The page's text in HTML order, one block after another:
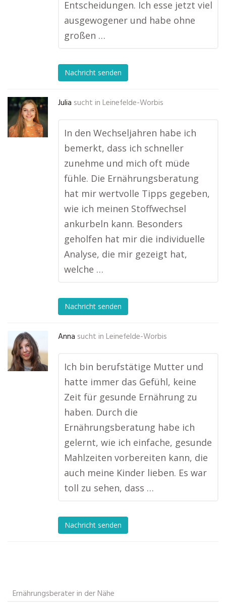
Entscheidungen. Ich esse jetzt viel
ausgewogener und habe ohne
großen …
Nachricht senden
Julia sucht in Leinefelde-Worbis
In den Wechseljahren habe ich
bemerkt, dass ich schneller
zunehme und mich oft müde
fühle. Die Ernährungsberatung
hat mir wertvolle Tipps gegeben,
wie ich meinen Stoffwechsel
ankurbeln kann. Besonders
geholfen hat mir die individuelle
Analyse, die mir gezeigt hat,
welche …
Nachricht senden
Anna sucht in Leinefelde-Worbis
Ich bin berufstätige Mutter und
hatte immer das Gefühl, keine
Zeit für gesunde Ernährung zu
haben. Durch die
Ernährungsberatung habe ich
gelernt, wie ich einfache, gesunde
Mahlzeiten vorbereiten kann, die
auch meine Kinder lieben. Es war
toll zu sehen, dass …
Nachricht senden
Ernährungsberater in der Nähe